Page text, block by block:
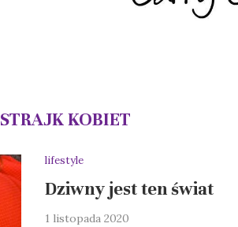
STRAJK KOBIET
lifestyle
Dziwny jest ten świat
1 listopada 2020